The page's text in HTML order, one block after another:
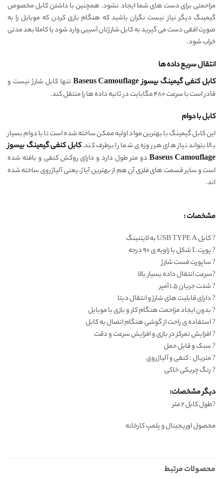
مزاحمتی برای دست های شما ایجاد نشود. همچنین با داشتن کابل مخصوص
گیمینگ دیگر نیاز نیست نگران باشید که هنگام بازی کردن که موبایل را به
صورت افقی دست می گیرید به کابل شارژتان آسیبی وارد شود یا کاملا بعد مدتی
خراب شود.
انتقال سریع داده ها
کابل کنفی گیمینگ بیسوز Baseus Camouflage
تنها کابل شارژ نیست و
قادر است با سرعت ۴۸۰ مگابایت در ثانیه داده ها را منتقل کند.
کابل با دوام
این کابل گیمینگ با بهترین مواد اولیه ممکن ساخته شده است تا با دوام بسیار
بالا بتواند نیاز های هر روزه ی شما را برطرف کند.کابل کنفی گیمینگ بیسوز
Baseus Camouflageدو متر طول دارد و دارای روکش کنفی و بافته شده
است و سایر قسمت های فلزی آن هم از بهترین آیاژ، یعنی آلیاژ روی ساخته شده
اند.
مشخصات :
? کابل USB TYPE A به لایتنینگ
? پورت L شکل با زاویه ی ۹۰ درجه
? ساپورت فست شارژ
?سرعت انتقال داده بسیار بالا
? شدت جریان ۱.۵ آمپر
? دارای قابلیت های شارژ و انتقال دیتا
? بدون ایجاد مزاحمت هنگام کار و بازی با موبایل
? استفاده ی راحت از گوشی هنگام اتصال به کابل
? افزایش تمرکز در بازی و افزایش سرعت و دقت
? سبک و قابل حمل
? متریال : کنفی و آلیاژ روی
? رنگ چریکی خاکی
دیگر مشخصات:
?طول کابل ۲ متر
محصول اوریجینال و پلمپ کارخانه
محصولات مرتبط